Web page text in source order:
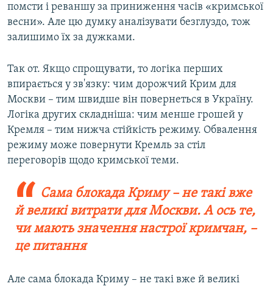
помсти і реваншу за приниження часів «кримської
весни». Але цю думку аналізувати безглуздо, тож
залишимо їх за дужками.
Так от. Якщо спрощувати, то логіка перших
впирається у зв'язку: чим дорожчий Крим для
Москви – тим швидше він повернеться в Україну.
Логіка других складніша: чим менше грошей у
Кремля – тим нижча стійкість режиму. Обвалення
режиму може повернути Кремль за стіл
переговорів щодо кримської теми.
Сама блокада Криму – не такі вже
й великі витрати для Москви. А ось те,
чи мають значення настрої кримчан, –
це питання
Але сама блокада Криму – не такі вже й великі